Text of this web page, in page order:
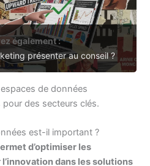
également :
présenter au conseil ?
de données
des secteurs clés.
est-il important ?
d’optimiser les
dans les solutions